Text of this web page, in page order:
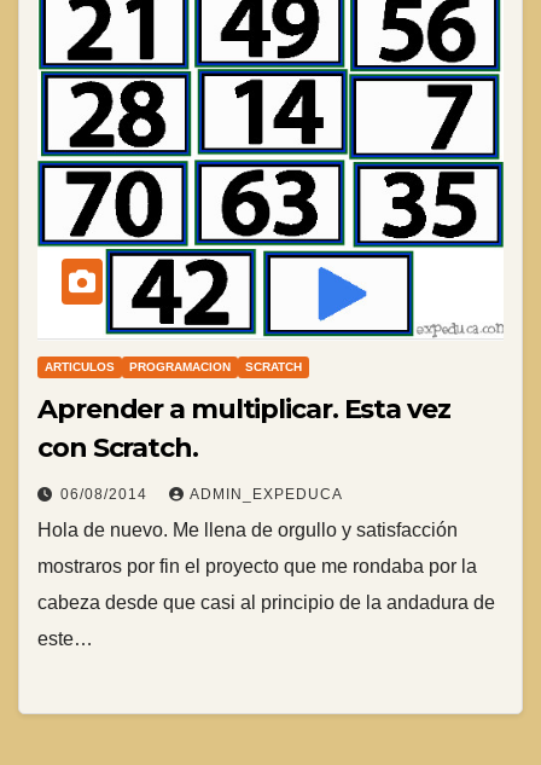
ARTICULOS PROGRAMACION SCRATCH
Aprender a multiplicar. Esta vez
con Scratch.
06/08/2014 ADMIN_EXPEDUCA
Hola de nuevo. Me llena de orgullo y satisfacción
mostraros por fin el proyecto que me rondaba por la
cabeza desde que casi al principio de la andadura de
este…